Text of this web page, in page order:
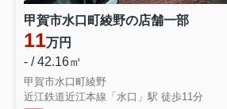
甲賀市水口町綾野の店舗一部
11万円
- / 42.16㎡
甲賀市水口町綾野
近江鉄道近江本線「水口」駅 徒歩11分